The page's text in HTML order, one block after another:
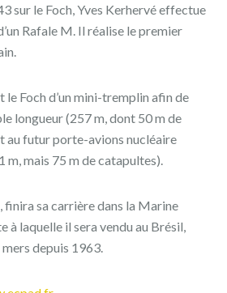
sur le Foch, Yves Kerhervé effectue
Rafale M. Il réalise le premier
le Foch d’un mini-tremplin afin de
longueur (257 m, dont 50 m de
au futur porte-avions nucléaire
mais 75 m de catapultes).
finira sa carrière dans la Marine
à laquelle il sera vendu au Brésil,
depuis 1963.